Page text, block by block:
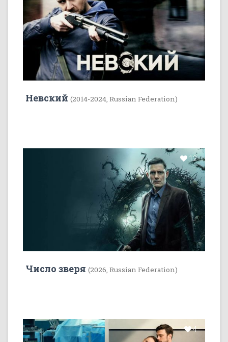
Невский (2014-2024, Russian Federation)
12
Число зверя (2026, Russian Federation)
4